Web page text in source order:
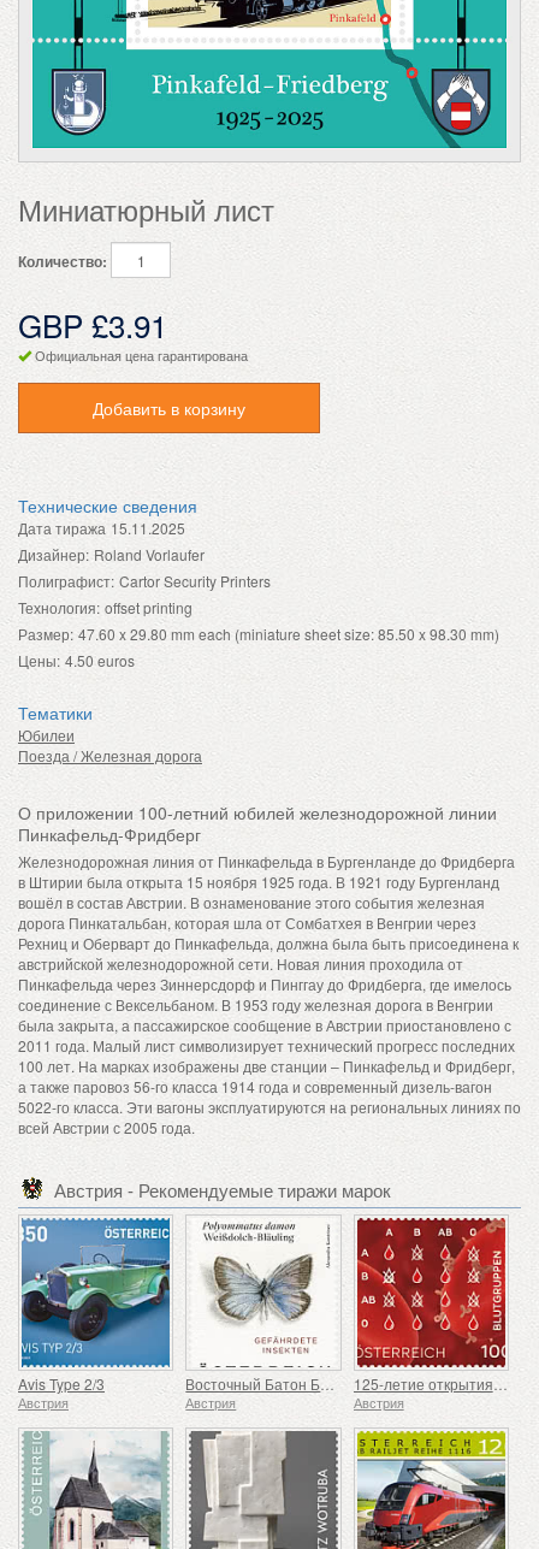
Миниатюрный лист
Количество:
GBP £3.91
Официальная цена гарантирована
Добавить в корзину
Технические сведения
Дата тиража 15.11.2025
Дизайнер: Roland Vorlaufer
Полиграфист: Cartor Security Printers
Технология: offset printing
Размер: 47.60 x 29.80 mm each (miniature sheet size: 85.50 x 98.30 mm)
Цены: 4.50 euros
Тематики
Юбилеи
Поезда / Железная дорога
О приложении 100-летний юбилей железнодорожной линии
Пинкафельд-Фридберг
Железнодорожная линия от Пинкафельда в Бургенланде до Фридберга
в Штирии была открыта 15 ноября 1925 года. В 1921 году Бургенланд
вошёл в состав Австрии. В ознаменование этого события железная
дорога Пинкатальбан, которая шла от Сомбатхея в Венгрии через
Рехниц и Оберварт до Пинкафельда, должна была быть присоединена к
австрийской железнодорожной сети. Новая линия проходила от
Пинкафельда через Зиннерсдорф и Пинггау до Фридберга, где имелось
соединение с Вексельбаном. В 1953 году железная дорога в Венгрии
была закрыта, а пассажирское сообщение в Австрии приостановлено с
2011 года. Малый лист символизирует технический прогресс последних
100 лет. На марках изображены две станции – Пинкафельд и Фридберг,
а также паровоз 56-го класса 1914 года и современный дизель-вагон
5022-го класса. Эти вагоны эксплуатируются на региональных линиях по
всей Австрии с 2005 года.
Австрия - Рекомендуемые тиражи марок
Avis Type 2/3
Австрия
Восточный Батон Блю - Полиомматус Дэймон
Австрия
125-летие открытия групп крови
Австрия